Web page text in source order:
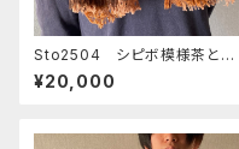
Sto2504 シピボ模様茶とオ
レンジ系とピンク 150x 42c
m
¥20,000